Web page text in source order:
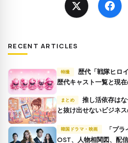
RECENT ARTICLES
特撮
歴代キャスト一覧と現
まとめ
推し活依存はなぜ起きる？有名人崇拝症候群
と抜け出せないビジネ
韓国ドラマ・映画
OST、人物相関図、配